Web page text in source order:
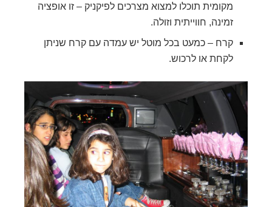
מקומית תוכלו למצוא מצרכים לפיקניק – זו אופציה
זמינה, חווייתית וזולה.
קרח – כמעט בכל מוטל יש עמדה עם קרח שניתן
לקחת או לרכוש.